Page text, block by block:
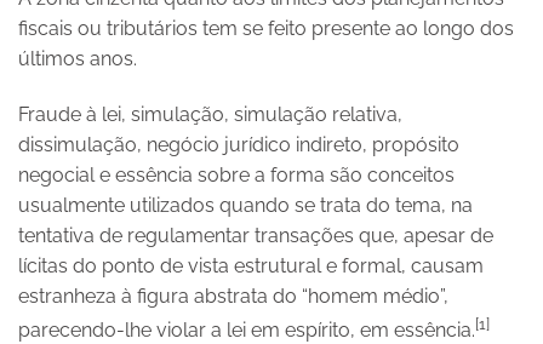
fiscais ou tributários tem se feito presente ao longo dos
últimos anos.
Fraude à lei, simulação, simulação relativa,
dissimulação, negócio jurídico indireto, propósito
negocial e essência sobre a forma são conceitos
usualmente utilizados quando se trata do tema, na
tentativa de regulamentar transações que, apesar de
lícitas do ponto de vista estrutural e formal, causam
estranheza à figura abstrata do “homem médio”,
parecendo-lhe violar a lei em espírito, em essência.[1]